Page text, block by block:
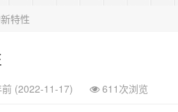
特性
(2022-11-17) 611次浏览